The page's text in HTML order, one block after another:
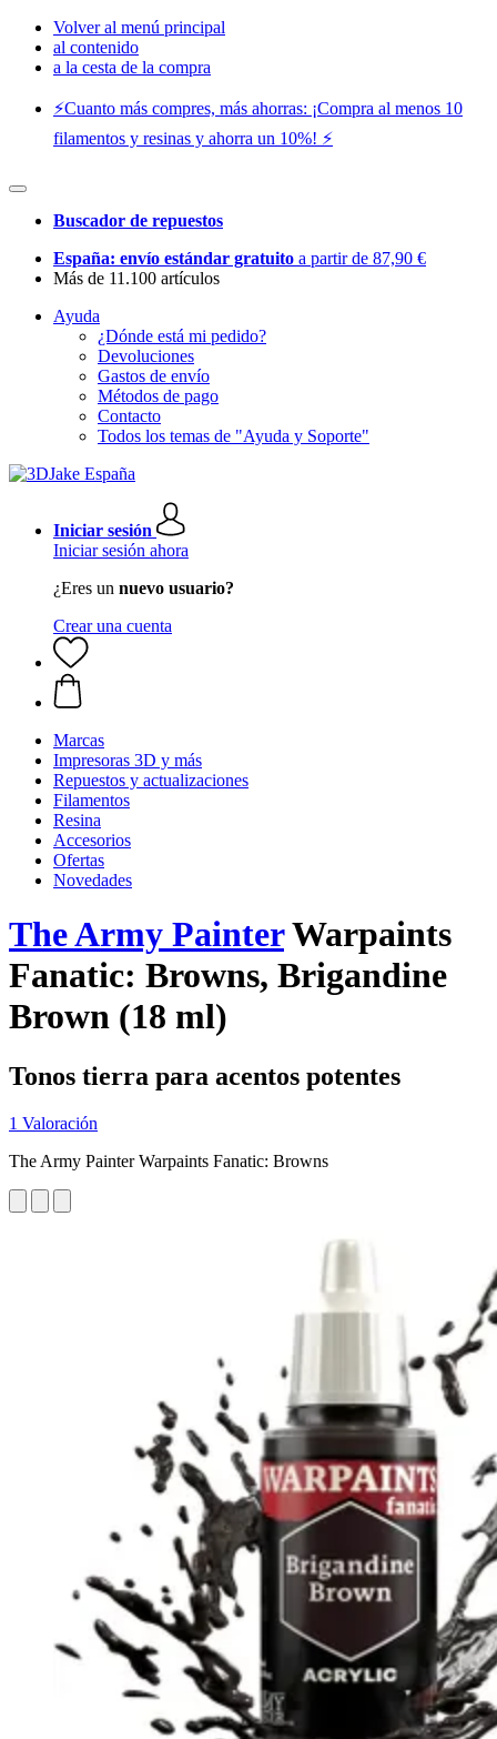
Volver al menú principal
al contenido
a la cesta de la compra
⚡️Cuanto más compres, más ahorras: ¡Compra al menos 10
filamentos y resinas y ahorra un 10%! ⚡️
Buscador de repuestos
España: envío estándar gratuito a partir de 87,90 €
Más de 11.100 artículos
Ayuda
¿Dónde está mi pedido?
Devoluciones
Gastos de envío
Métodos de pago
Contacto
Todos los temas de "Ayuda y Soporte"
Iniciar sesión
Iniciar sesión ahora
¿Eres un nuevo usuario?
Crear una cuenta
Marcas
Impresoras 3D y más
Repuestos y actualizaciones
Filamentos
Resina
Accesorios
Ofertas
Novedades
The Army PainterWarpaints
Fanatic: Browns, Brigandine
Brown (18 ml)
Tonos tierra para acentos potentes
1 Valoración
The Army Painter Warpaints Fanatic: Browns